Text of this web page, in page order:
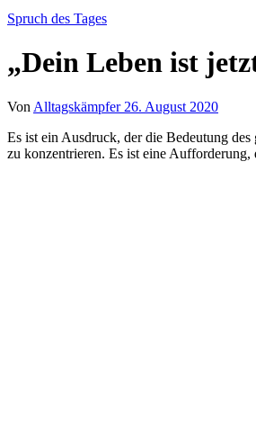
Spruch des Tages
„Dein Leben ist
Von Alltagskämpfer 26. August 2020
Es ist ein Ausdruck, der die Bedeutung des gegenwärtigen Moments betont. Er ermutigt dazu, das Leben bewusst und aktiv zu erleben, anstatt in der Vergangenheit zu verweilen oder sich zu sehr auf die Zukunft
zu konzentrieren. Es ist eine Aufforderung,